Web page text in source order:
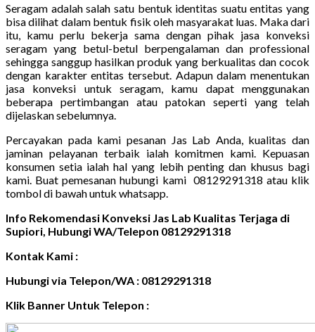
Seragam adalah salah satu bentuk identitas suatu entitas yang
bisa dilihat dalam bentuk fisik oleh masyarakat luas. Maka dari
itu, kamu perlu bekerja sama dengan pihak jasa konveksi
seragam yang betul-betul berpengalaman dan professional
sehingga sanggup hasilkan produk yang berkualitas dan cocok
dengan karakter entitas tersebut. Adapun dalam menentukan
jasa konveksi untuk seragam, kamu dapat menggunakan
beberapa pertimbangan atau patokan seperti yang telah
dijelaskan sebelumnya.
Percayakan pada kami pesanan Jas Lab Anda, kualitas dan
jaminan pelayanan terbaik ialah komitmen kami. Kepuasan
konsumen setia ialah hal yang lebih penting dan khusus bagi
kami. Buat pemesanan hubungi kami 08129291318 atau klik
tombol di bawah untuk whatsapp.
Info Rekomendasi Konveksi Jas Lab Kualitas Terjaga di
Supiori, Hubungi WA/Telepon 08129291318
Kontak Kami :
Hubungi via Telepon/WA : 08129291318
Klik Banner Untuk Telepon :